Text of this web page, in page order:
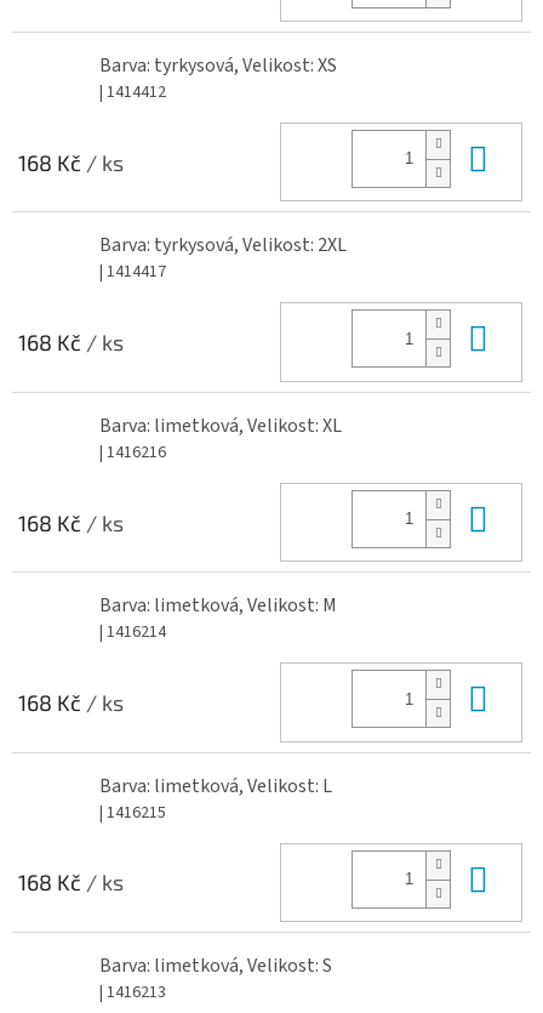
Barva: tyrkysová, Velikost: XS
| 1414412
168 Kč / ks
Barva: tyrkysová, Velikost: 2XL
| 1414417
168 Kč / ks
Barva: limetková, Velikost: XL
| 1416216
168 Kč / ks
Barva: limetková, Velikost: M
| 1416214
168 Kč / ks
Barva: limetková, Velikost: L
| 1416215
168 Kč / ks
Barva: limetková, Velikost: S
| 1416213